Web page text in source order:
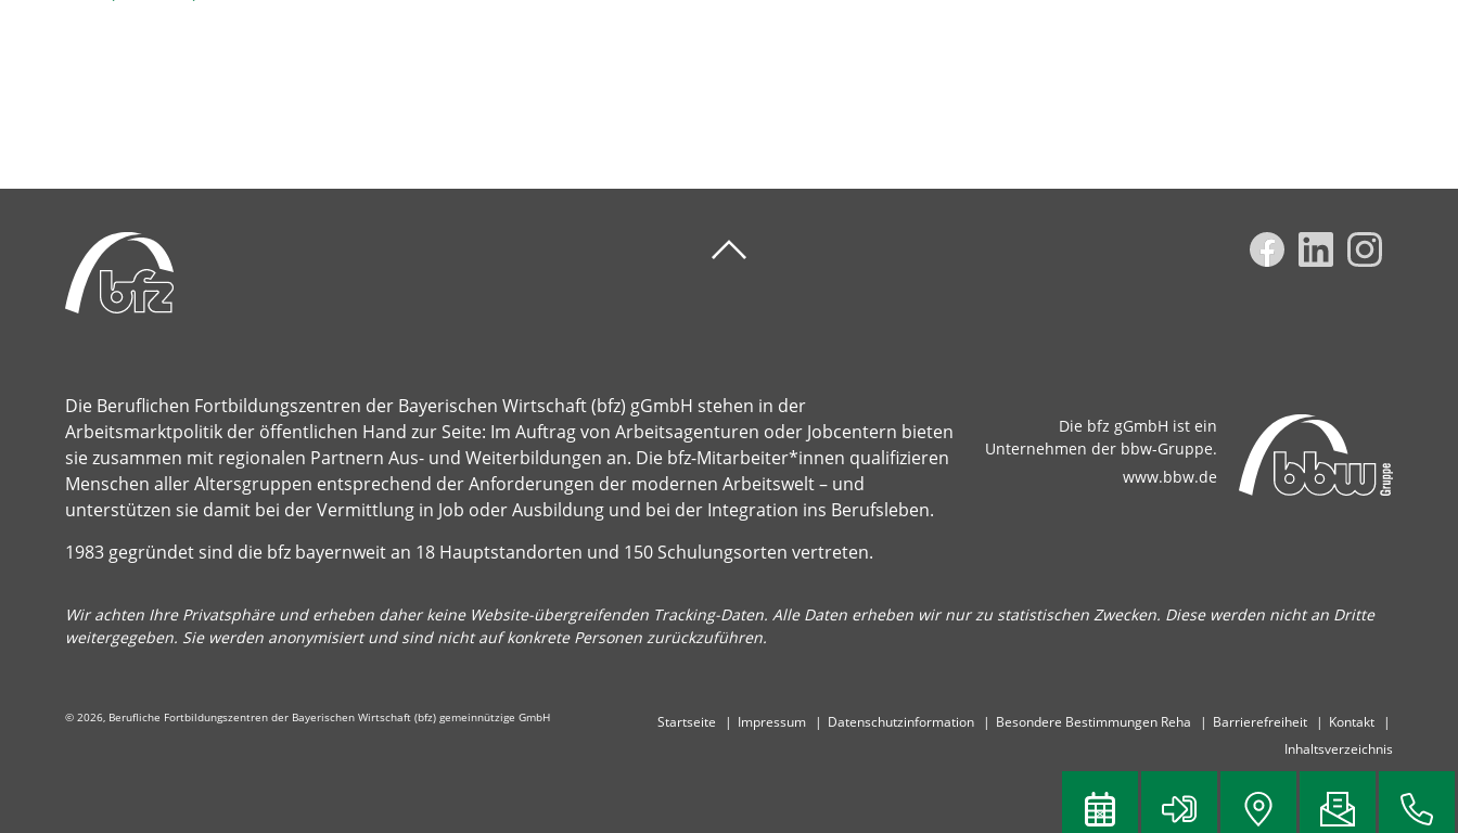
Die Beruflichen Fortbildungszentren der Bayerischen Wirtschaft (bfz) gGmbH stehen in der
Arbeitsmarktpolitik der öffentlichen Hand zur Seite: Im Auftrag von Arbeitsagenturen oder Jobcentern bieten
sie zusammen mit regionalen Partnern Aus- und Weiterbildungen an. Die bfz-Mitarbeiter*innen qualifizieren
Menschen aller Altersgruppen entsprechend der Anforderungen der modernen Arbeitswelt – und
unterstützen sie damit bei der Vermittlung in Job oder Ausbildung und bei der Integration ins Berufsleben.
1983 gegründet sind die bfz bayernweit an 18 Hauptstandorten und 150 Schulungsorten vertreten.
Die bfz gGmbH ist ein
Unternehmen der bbw-Gruppe.
www.bbw.de
Wir achten Ihre Privatsphäre und erheben daher keine Website-übergreifenden Tracking-Daten. Alle Daten erheben wir nur zu statistischen Zwecken. Diese werden nicht an Dritte
weitergegeben. Sie werden anonymisiert und sind nicht auf konkrete Personen zurückzuführen.
© 2026, Berufliche Fortbildungszentren der Bayerischen Wirtschaft (bfz) gemeinnützige GmbH Startseite Impressum Datenschutzinformation Besondere Bestimmungen Reha Barrierefreiheit
Kontakt
Inhaltsverzeichnis